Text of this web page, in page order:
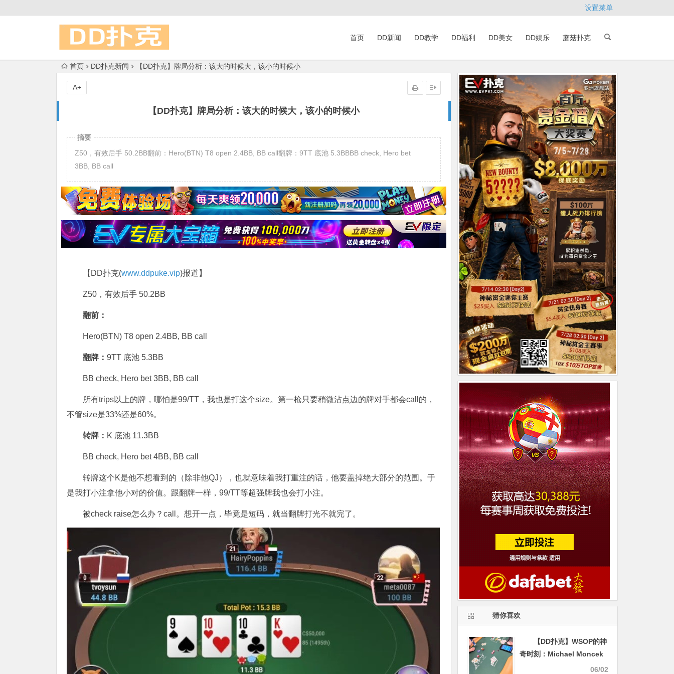
设置菜单
首页 DD新闻 DD教学 DD福利 DD美女 DD娱乐 蘑菇扑克
首页 DD扑克新闻 【DD扑克】牌局分析：该大的时候大，该小的时候小
【DD扑克】牌局分析：该大的时候大，该小的时候小
A+
摘要
Z50，有效后手 50.2BB翻前：Hero(BTN) T8 open 2.4BB, BB call翻牌：9TT 底池 5.3BBBB check, Hero bet
3BB, BB call
【DD扑克(www.ddpuke.vip)报道】
Z50，有效后手 50.2BB
翻前：
Hero(BTN) T8 open 2.4BB, BB call
翻牌： 9TT 底池 5.3BB
BB check, Hero bet 3BB, BB call
所有trips以上的牌，哪怕是99/TT，我也是打这个size。第一枪只要稍微沾点边的牌对手都会call的，
不管size是33%还是60%。
转牌： K 底池 11.3BB
BB check, Hero bet 4BB, BB call
转牌这个K是他不想看到的（除非他QJ），也就意味着我打重注的话，他要盖掉绝大部分的范围。于
是我打小注拿他小对的价值。跟翻牌一样，99/TT等超强牌我也会打小注。
被check raise怎么办？call。想开一点，毕竟是短码，就当翻牌打光不就完了。
猜你喜欢
【DD扑克】WSOP的神
奇时刻：Michael Moncek
在盲注位全下，没想到身后
06/02